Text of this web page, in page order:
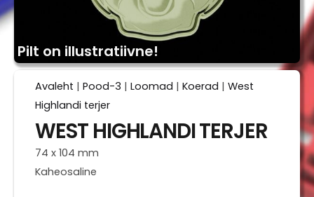
Pilt on illustratiivne!
Avaleht | Pood-3 | Loomad | Koerad | West
Highlandi terjer
WEST HIGHLANDI TERJER
74 x 104 mm
Kaheosaline